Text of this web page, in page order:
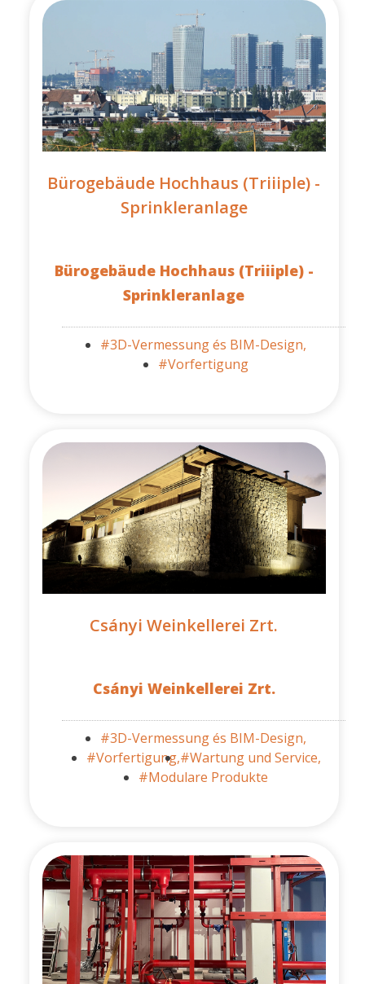
Bürogebäude Hochhaus (Triiiple) -
Sprinkleranlage
Bürogebäude Hochhaus (Triiiple) -
Sprinkleranlage
#3D-Vermessung és BIM-Design,
#Vorfertigung
Csányi Weinkellerei Zrt.
Csányi Weinkellerei Zrt.
#3D-Vermessung és BIM-Design,
#Vorfertigung,#Wartung und Service,
#Modulare Produkte